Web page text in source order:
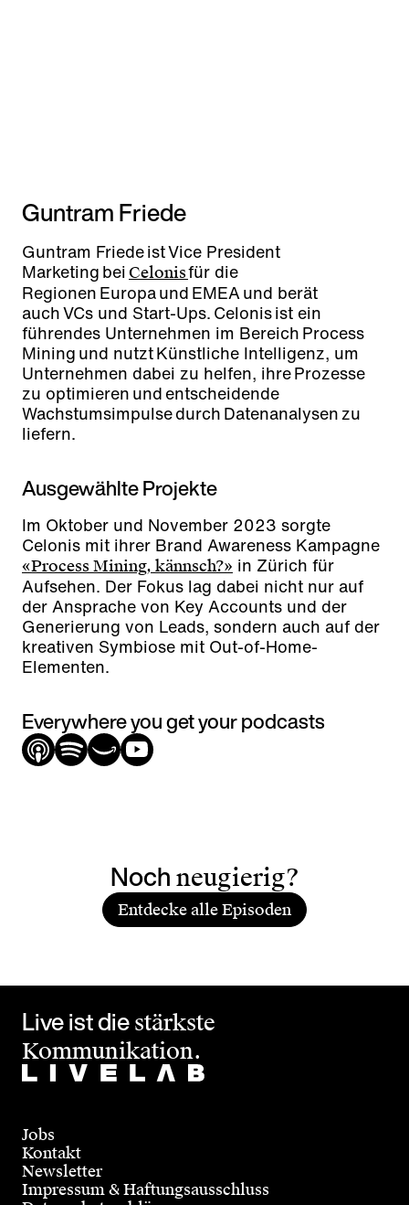
Guntram Friede
Guntram Friede ist Vice President
Marketing bei Celonisfür die
Regionen Europa und EMEA und berät
auch VCs und Start-Ups. Celonis ist ein
führendes Unternehmen im Bereich Process
Mining und nutzt Künstliche Intelligenz, um
Unternehmen dabei zu helfen, ihre Prozesse
zu optimieren und entscheidende
Wachstumsimpulse durch Datenanalysen zu
liefern.
Ausgewählte Projekte
Im Oktober und November 2023 sorgte
Celonis mit ihrer Brand Awareness Kampagne
«Process Mining, kännsch?» in Zürich für
Aufsehen. Der Fokus lag dabei nicht nur auf
der Ansprache von Key Accounts und der
Generierung von Leads, sondern auch auf der
kreativen Symbiose mit Out-of-Home-
Elementen.
Everywhere you get your podcasts
Noch neugierig?
Entdecke alle Episoden
Live ist die stärkste
Kommunikation.
Jobs
Kontakt
Newsletter
Impressum & Haftungsausschluss